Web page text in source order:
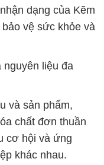
dạng của Kẽm
vệ sức khỏe và
nguyên liệu đa
và sản phẩm,
chất đơn thuần
cơ hội và ứng
khác nhau.